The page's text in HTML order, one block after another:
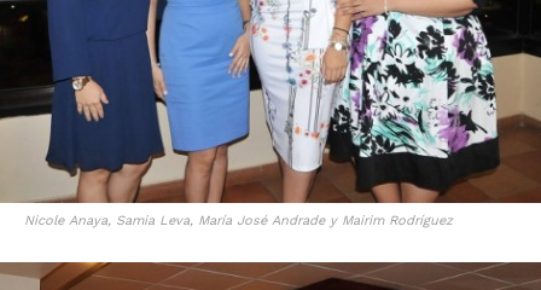
Nicole Anaya, Samia Leva, María José Andrade y Mairim Rodríguez